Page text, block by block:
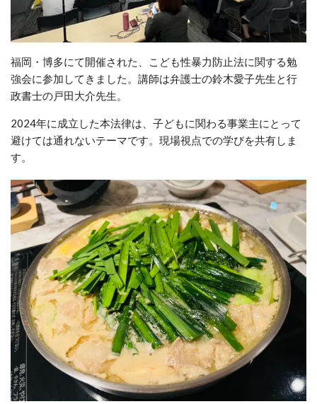
福岡・博多にて開催された、こども性暴力防止法に関する勉
強会に参加してきました。講師は弁護士の鈴木愛子先生と行
政書士の戸田大介先生。
2024年に成立した本法律は、子どもに関わる事業主にとって
避けては通れないテーマです。現場視点での学びを共有しま
す。